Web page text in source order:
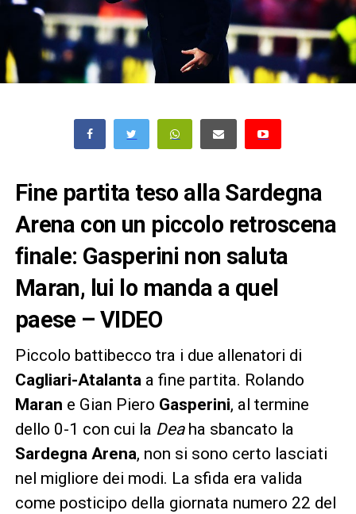
Fine partita teso alla Sardegna
Arena con un piccolo retroscena
finale: Gasperini non saluta
Maran, lui lo manda a quel
paese – VIDEO
Piccolo battibecco tra i due allenatori di
Cagliari-Atalantaa fine partita. Rolando
Maran e Gian Piero Gasperini, al termine
dello 0-1 con cui la Deaha sbancato la
Sardegna Arena, non si sono certo lasciati
nel migliore dei modi. La sfida era valida
come posticipo della giornata numero 22 del